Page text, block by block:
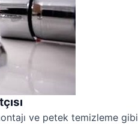
ve petek temizleme gibi